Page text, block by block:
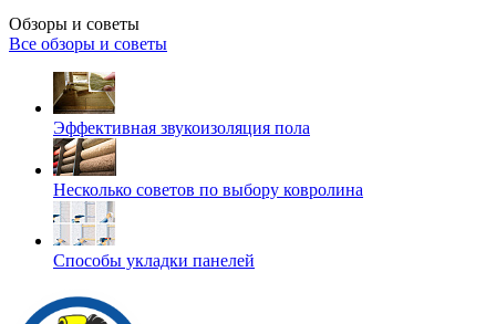
Обзоры и советы
Все обзоры и советы
Эффективная звукоизоляция пола
Несколько советов по выбору ковролина
Способы укладки панелей